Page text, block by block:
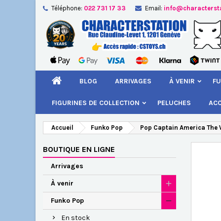
Téléphone: 022 731 17 33 Email:
BLOG ARRIVAGES À VENIR
FIGURINES DE COLLECTION PELUCHES
Accueil Funko Pop Pop Captain America The
BOUTIQUE EN LIGNE
Arrivages
À venir
Funko Pop
En stock